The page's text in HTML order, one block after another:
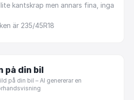
lite kantskrap men annars fina, inga
är 235​/​45R18
på din bil
på din bil – AI genererar en